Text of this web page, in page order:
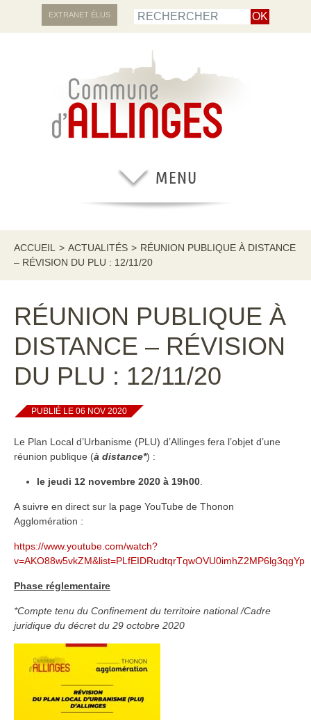
EXTRANET ÉLUS
ACCUEIL > ACTUALITÉS > RÉUNION PUBLIQUE À DISTANCE
– RÉVISION DU PLU : 12/11/20
RÉUNION PUBLIQUE À
DISTANCE – RÉVISION
DU PLU : 12/11/20
PUBLIÉ LE 06 NOV 2020
Le Plan Local d’Urbanisme (PLU) d’Allinges fera l’objet d’une
réunion publique (à distance*) :
le jeudi 12 novembre 2020 à 19h00
A suivre en direct sur la page YouTube de Thonon
Agglomération :
https://www.youtube.com/watch?
v=AKO88w5vkZM&list=PLfEIDRudtqrTqwOVU0imhZ2MP6lg3qgYp
Phase réglementaire
*Compte tenu du Confinement du territoire national /Cadre
juridique du décret du 29 octobre 2020